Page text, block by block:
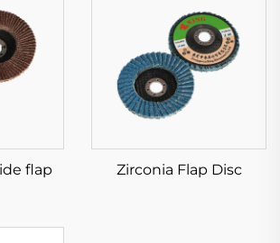
flap
Zirconia Flap Disc